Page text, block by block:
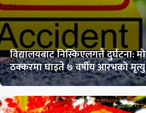
विद्यालयबाट निस्किएलगत्तै दुर्घटना:
ठक्करमा घाइते ७ वर्षीय आरभको मृत्यु